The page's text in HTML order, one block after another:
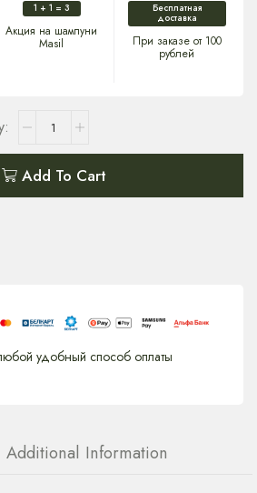
1 + 1 = 3
Акция на шампуни
Masil
Бесплатная
доставка
При заказе от 100
рублей
Add To Cart
удобный способ оплаты
Additional Information